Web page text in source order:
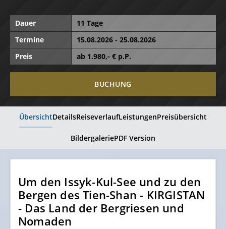
Dauer
11 Tage
Termine
15.08.2026 - 25.08.2026
Preis
ab 1.980,- € p.P.
BUCHUNG
ÜbersichtDetailsReiseverlaufLeistungenPreisübersicht
BildergaleriePDF Version
Um den Issyk-Kul-See und zu den
Bergen des Tien-Shan - KIRGISTAN
- Das Land der Bergriesen und
Nomaden